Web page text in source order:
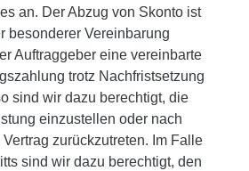
an. Der Abzug von Skonto ist
besonderer Vereinbarung
Auftraggeber eine vereinbarte
trotz Nachfristsetzung
sind wir dazu berechtigt, die
einzustellen oder nach
zurückzutreten. Im Falle
sind wir dazu berechtigt, den